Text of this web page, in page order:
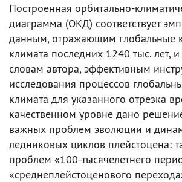
Построенная орбитально-
диаграмма (ОКД) соответствует
данным, отражающим глобальные
климата последних 1240 тыс. лет, и
словам автора, эффективным
исследования процессов
климата для указанного отрезка
качественном уровне дано
важных проблем эволюции и
ледниковых циклов плейстоцена:
проблем «100-тысячелетнего
«среднеплейстоценового